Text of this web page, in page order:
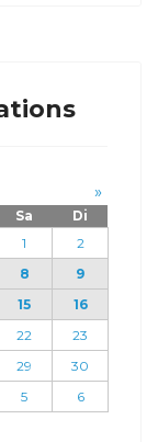
»
Sa
Di
1
2
8
9
15
16
22
23
29
30
5 6